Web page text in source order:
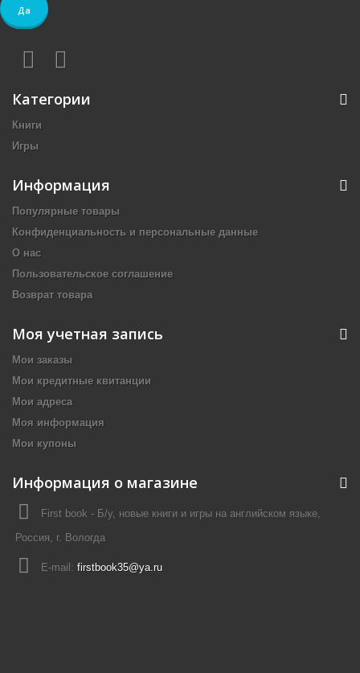
Да
Категории
Книги
Игры
Информация
Популярные товары
Конфиденциальность и персональные данные
О нас
Пользовательское соглашение
Возврат товара
Моя учетная запись
Мои заказы
Мои кредитные квитанции
Мои адреса
Моя информация
Мои купоны
Информация о магазине
First book - Б/у, новые книги и игры на английском языке,
Россия, г. Вологда
E-mail: firstbook35@ya.ru